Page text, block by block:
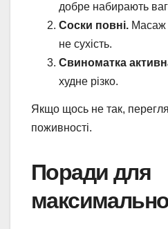
добре набирають
Соски повні. Масаж
не сухість.
Свиноматка
худне різко.
Якщо щось не так,
поживності.
Поради для